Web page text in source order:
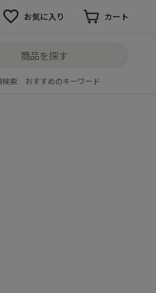
お気に入り カート
検索 おすすめのキーワード